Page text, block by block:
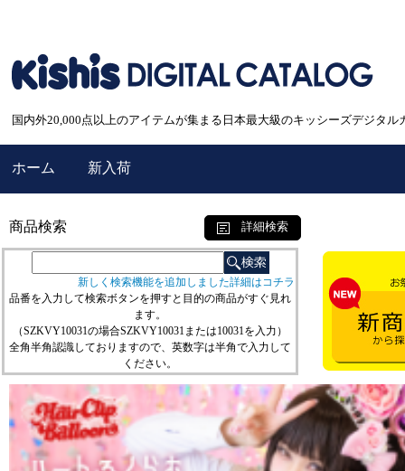
国内外20,000点以上のアイテムが集まる日本最大級のキッシーズデジタル
ホーム 新入荷
商品検索 詳細検索
新しく検索機能を追加しました詳細はコチラ
品番を入力して検索ボタンを押すと目的の商品がすぐ見れ
ます。
（SZKVY10031の場合SZKVY10031または10031を入力）
全角半角認識しておりますので、英数字は半角で入力して
ください。